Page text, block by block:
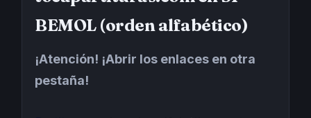
BEMOL (orden alfabético)
¡Atención! ¡Abrir los enlaces en otra
pestaña!